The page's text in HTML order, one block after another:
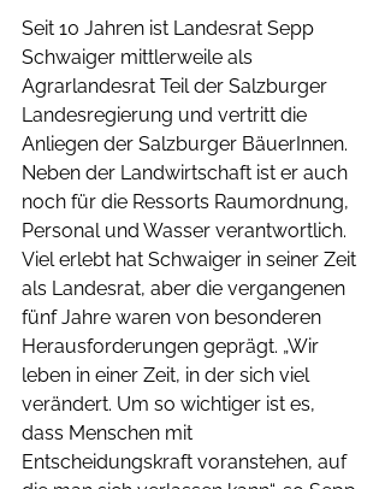
Seit 10 Jahren ist Landesrat Sepp
Schwaiger mittlerweile als
Agrarlandesrat Teil der Salzburger
Landesregierung und vertritt die
Anliegen der Salzburger BäuerInnen.
Neben der Landwirtschaft ist er auch
noch für die Ressorts Raumordnung,
Personal und Wasser verantwortlich.
Viel erlebt hat Schwaiger in seiner Zeit
als Landesrat, aber die vergangenen
fünf Jahre waren von besonderen
Herausforderungen geprägt. „Wir
leben in einer Zeit, in der sich viel
verändert. Um so wichtiger ist es,
dass Menschen mit
Entscheidungskraft voranstehen, auf